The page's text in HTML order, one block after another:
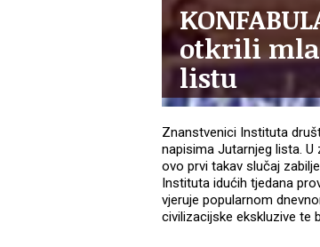
otkrili
listu
Znanstvenici Instituta
napisima Jutarnjeg lista.
ovo prvi takav slučaj
Instituta idućih tjedana
vjeruje popularnom
civilizacijske ekskluzive te